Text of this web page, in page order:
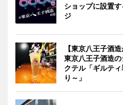
ショップに設置
ジ
【東京八王子酒
東京八王子酒造
クテル「ギルテ
り～」